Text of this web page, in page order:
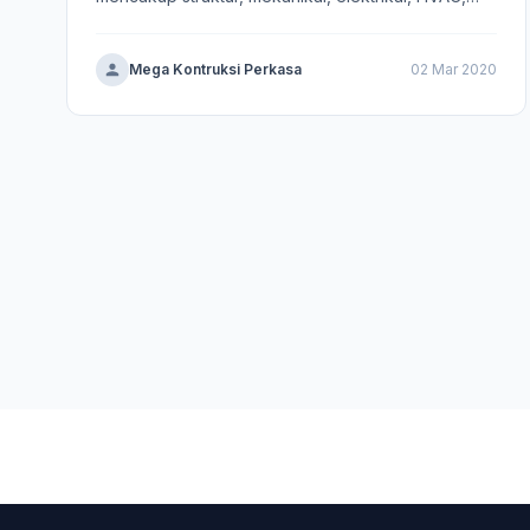
Mega Kontruksi Perkasa 02 Mar 2020